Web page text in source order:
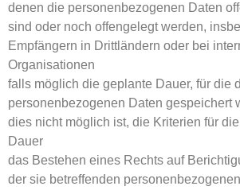
denen die personenbezogenen Daten
sind oder noch offengelegt werden,
Empfängern in Drittländern oder bei
Organisationen
falls möglich die geplante Dauer, für die
personenbezogenen Daten gespeichert
dies nicht möglich ist, die Kriterien für
Dauer
das Bestehen eines Rechts auf
der sie betreffenden